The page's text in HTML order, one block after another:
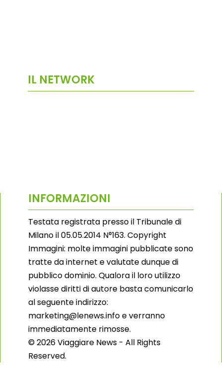
IL NETWORK
INFORMAZIONI
Testata registrata presso il Tribunale di
Milano il 05.05.2014 N°163. Copyright
Immagini: molte immagini pubblicate sono
tratte da internet e valutate dunque di
pubblico dominio. Qualora il loro utilizzo
violasse diritti di autore basta comunicarlo
al seguente indirizzo:
marketing@lenews.info e verranno
immediatamente rimosse.
© 2026 Viaggiare News - All Rights
Reserved.